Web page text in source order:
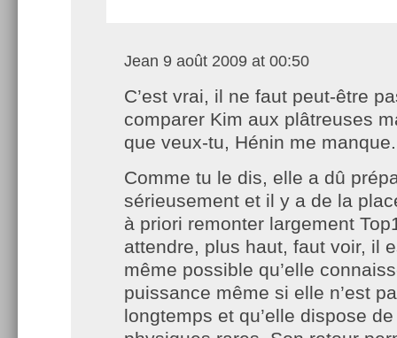
Jean 9 août 2009 at 00:50
C’est vrai, il ne faut peut-être
comparer Kim aux plâtreuses
que veux-tu, Hénin me manque.
Comme tu le dis, elle a dû
sérieusement et il y a de la
à priori remonter largement
attendre, plus haut, faut voir, il
même possible qu’elle
puissance même si elle n’est
longtemps et qu’elle dispose